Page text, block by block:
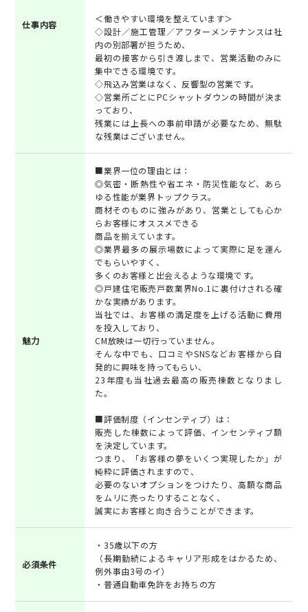
仕事内容
＜働きやすい環境を整えています＞
◇設計／施工管理／アフターメンテナンスは社
内の別部署が担うため、
最初の接客から引き渡しまで、営業活動のみに
集中できる環境です。
◇飛込み営業はなく、反響型の営業です。
◇営業所ごとにPCシャットダウンの時間が決ま
っており、
残業には上長への事前申請が必要なため、無駄
な残業はございません。
魅力
■業界一位の理由とは：
◎気密・断熱性や省エネ・防災性能など、あら
ゆる性能が業界トップクラス。
商材そのものに強みがあり、営業としても心か
らお客様にオススメできる
商品を揃えています。
◎業界最多の展示場数によって実際に足を運ん
でもらいやすく、
多くのお客様と出会えるような環境です。
◎戸建住宅販売戸数業界No.1に裏付けされる確
かな実績があります。
当社では、お客様の満足度を上げる活動に費用
を投入しており、
CM放映は一切行っていません。
そんな中でも、口コミやSNSなどお客様から自
発的に興味を持ってもらい、
23年度も当社過去最高の販売棟数となりまし
た。
■評価制度（インセンティブ）は：
販売した棟数によって評価、インセンティブ額
を決定しています。
つまり、「お客様の夢をいくつ実現したか」が
純粋に評価されますので、
必要のないオプションをつけたり、高額な商品
をムリに売ったりすることなく、
誠実にお客様と向き合うことができます。
必須条件
・35歳以下の方
（長期勤続によるキャリア形成をはかるため、
例外事由3号のイ）
・普通自動車免許をお持ちの方